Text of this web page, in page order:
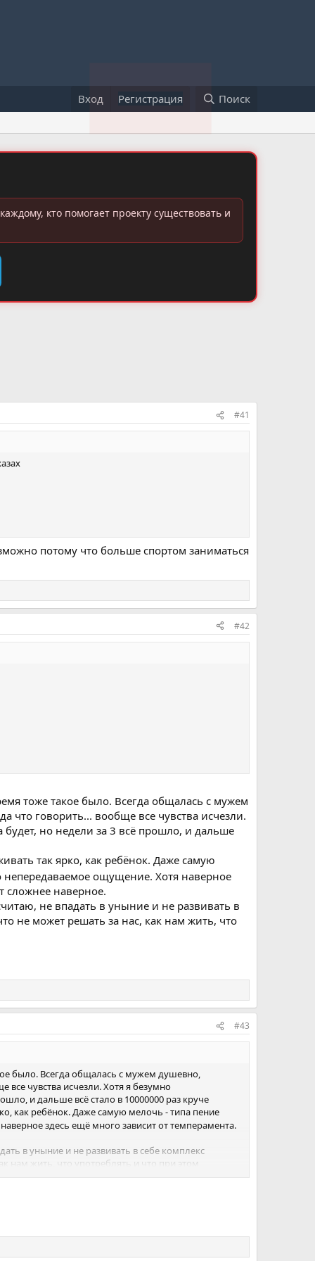
Вход Регистрация Поиск
кто помогает проекту существовать и
#41
потому что больше спортом заниматься
#42
тоже такое было. Всегда общалась с мужем
что говорить... вообще все чувства исчезли.
будет, но недели за 3 всё прошло, и дальше
так ярко, как ребёнок. Даже самую
ощущение. Хотя наверное
сложнее наверное.
не впадать в уныние и не развивать в
не может решать за нас, как нам жить, что
#43
было. Всегда общалась с мужем душевно,
все чувства исчезли. Хотя я безумно
и дальше всё стало в 10000000 раз круче
как ребёнок. Даже самую мелочь - типа пение
здесь ещё много зависит от темперамента.
в уныние и не развивать в себе комплекс
нам жить, что употреблять и что при этом